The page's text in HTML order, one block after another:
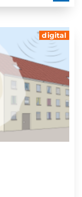
digital